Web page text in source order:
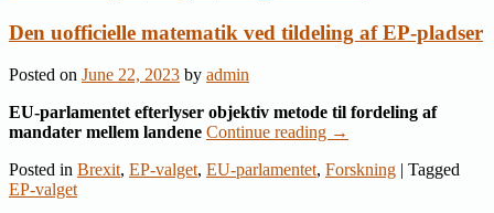
Den uofficielle matematik ved tildeling af EP-pladser
Posted on June 22, 2023 by admin
EU-parlamentet efterlyser objektiv metode til fordeling af
mandater mellem landene Continue reading →
Posted in Brexit, EP-valget, EU-parlamentet, Forskning | Tagged
EP-valget